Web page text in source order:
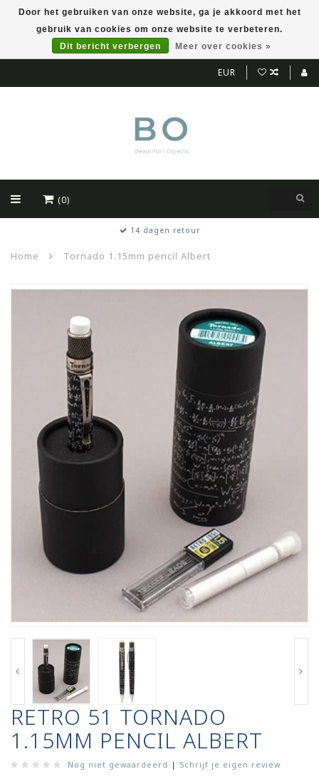
EUR
(0)
14 dagen retour
Home Tornado 1.15mm pencil Albert
RETRO 51 TORNADO
1.15MM PENCIL ALBERT
Nog niet gewaardeerd | Schrijf je eigen review
Door het gebruiken van onze website, ga je akkoord met het
gebruik van cookies om onze website te verbeteren.
Dit bericht verbergen
Meer over cookies »